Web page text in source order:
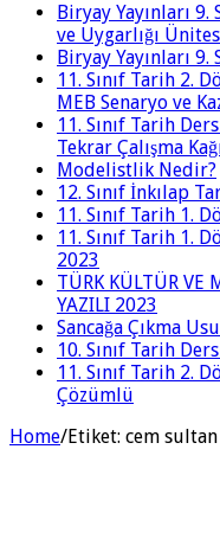
Biryay Yayınları
ve Uygarlığı
Biryay Yayınları 9.
11. Sınıf Tarih 2.
MEB Senaryo ve
11. Sınıf Tarih
Tekrar Çalışma
Modelistlik Nedir?
12. Sınıf İnkılap
11. Sınıf Tarih 1.
11. Sınıf Tarih 1.
2023
TÜRK KÜLTÜR VE
YAZILI 2023
Sancağa Çıkma
10. Sınıf Tarih
11. Sınıf Tarih 2.
Çözümlü
Home/Etiket: cem sultan